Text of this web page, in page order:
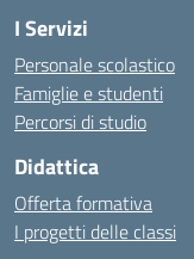
I Servizi
Personale scolastico
Famiglie e studenti
Percorsi di studio
Didattica
Offerta formativa
I progetti delle classi